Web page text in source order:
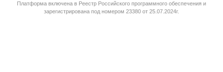
Платформа включена в Реестр Российского программного обеспечения и
зарегистрирована под номером 23380 от 25.07.2024г.